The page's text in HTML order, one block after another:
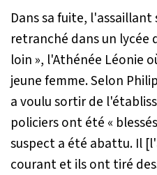
Dans sa fuite,
retranché dans un lycée
loin », l'Athénée Léonie
jeune femme. Selon
a voulu sortir de
policiers ont été «
suspect a été abattu. Il
courant et ils ont tiré